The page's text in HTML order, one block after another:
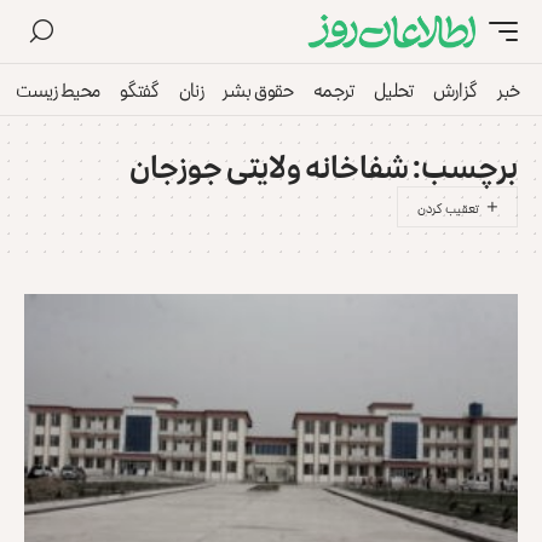
خبر گزارش تحلیل ترجمه حقوق بشر زنان گفتگو محیط زیست
برچسب:شفاخانه ولایتی جوزجان